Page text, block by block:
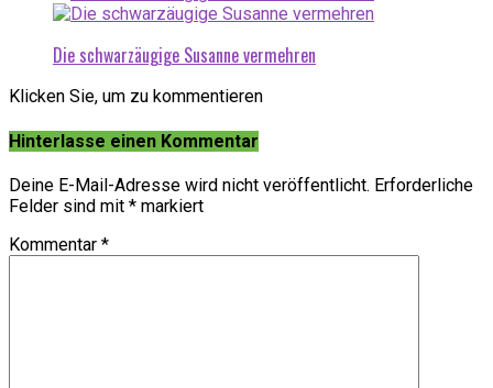
Die schwarzäugige Susanne vermehren
Klicken Sie, um zu kommentieren
Hinterlasse einen Kommentar
Deine E-Mail-Adresse wird nicht veröffentlicht. Erforderliche
Felder sind mit * markiert
Kommentar *